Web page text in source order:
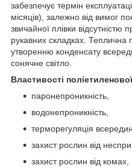
забезпечує термін
місяців), залежно від вимог
звичайної плівки відсутністю
рукавних складках. Теплична
утворенню конденсату
сонячне світло.
Властивості
паронепроникність,
водонепроникність,
терморегуляція
захист рослин від
захист рослин від